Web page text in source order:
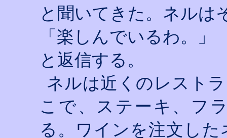
と聞いてきた。ネルは
「楽しんでいるわ。」
と返信する。
ネルは近くのレスト
こで、ステーキ、フ
る。ワインを注文し